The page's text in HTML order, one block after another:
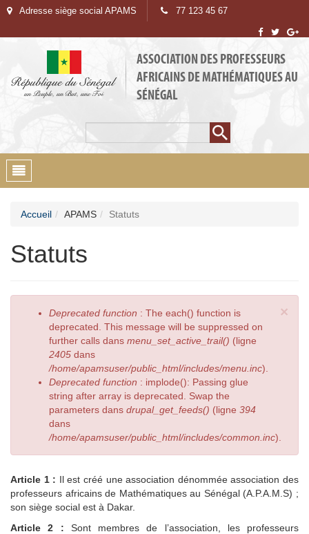
Adresse siège social APAMS 77 123 45 67
ASSOCIATION DES PROFESSEURS
AFRICAINS DE MATHÉMATIQUES AU
SÉNÉGAL
Formulaire de
Toggle
navigation
Accueil APAMS Statuts
Statuts
×
Deprecated function : The each() function is
deprecated. This message will be suppressed on
further calls dans menu_set_active_trail() (ligne
2405 dans
/home/apamsuser/public_html/includes/menu.inc).
Deprecated function : implode(): Passing glue
string after array is deprecated. Swap the
parameters dans drupal_get_feeds() (ligne 394
dans
/home/apamsuser/public_html/includes/common.inc).
Article 1 : Il est créé une association dénommée association des
professeurs africains de Mathématiques au Sénégal (A.P.A.M.S) ;
son siège social est à Dakar.
Article 2 : Sont membres de l’association, les professeurs